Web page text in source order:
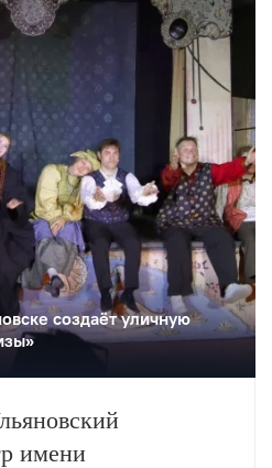
создаëт уличную
имени